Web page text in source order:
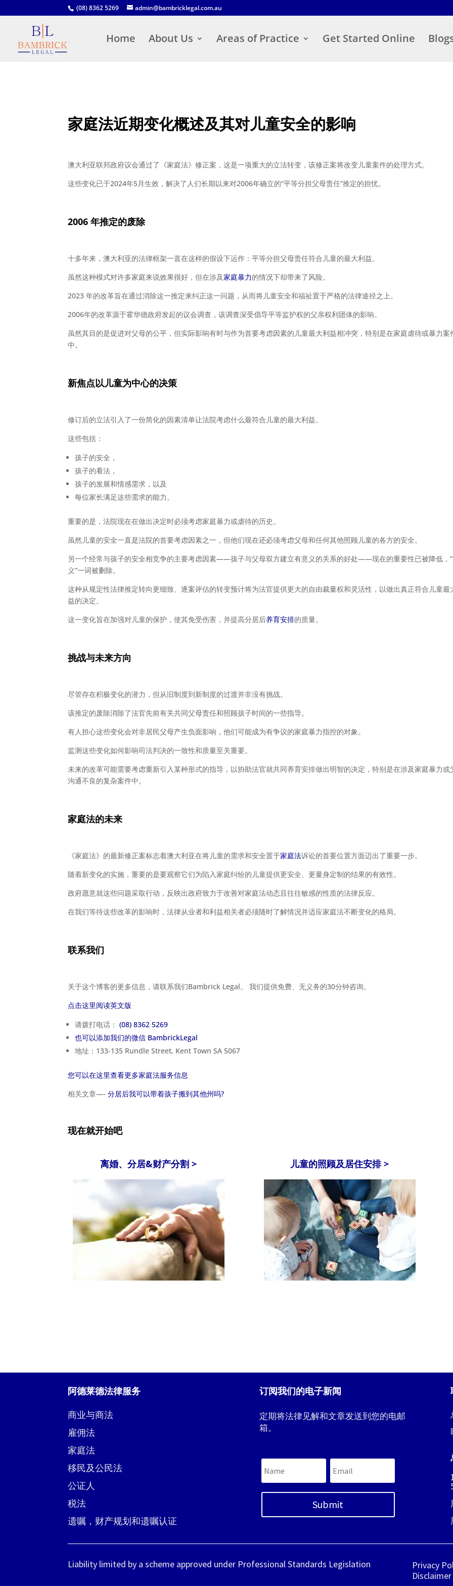
(08) 8362 5269 admin@bambricklegal.com.au
Home About Us Areas of Practice Get Started Online
家庭法近期变化概述及其对儿童安全的影响
澳大利亚联邦政府议会通过了《家庭法》修正案，这是一项重大的立法转变，该修正案将改变儿童案件的处理方式。
这些变化已于2024年5月生效，解决了人们长期以来对2006年确立的“平等分担父母责任”推定的担忧。
2006年推定的废除
十多年来，澳大利亚的法律框架一直在这样的假设下运作：平等分担父母责任符合儿童的最大利益。
虽然这种模式对许多家庭来说效果很好，但在涉及家庭暴力的情况下却带来了风险。
2023 年的改革旨在通过消除这一推定来纠正这一问题，从而将儿童安全和福祉置于严格的法律途径之上。
2006年的改革源于霍华德政府发起的议会调查，该调查深受倡导平等监护权的父亲权利团体的影响。
虽然其目的是促进对父母的公平，但实际影响有时与作为首要考虑因素的儿童最大利益相冲突，特别是在家庭虐待或暴力案
中。
新焦点以儿童为中心的决策
修订后的立法引入了一份简化的因素清单让法院考虑什么最符合儿童的最大利益。
这些包括：
孩子的安全，
孩子的看法，
孩子的发展和情感需求，以及
每位家长满足这些需求的能力。
重要的是，法院现在在做出决定时必须考虑家庭暴力或虐待的历史。
虽然儿童的安全一直是法院的首要考虑因素之一，但他们现在还必须考虑父母和任何其他照顾儿童的各方的安全。
另一个经常与孩子的安全相竞争的主要考虑因素——孩子与父母双方建立有意义的关系的好处——现在的重要性已被降低，
义”一词被删除。
这种从规定性法律推定转向更细致、逐案评估的转变预计将为法官提供更大的自由裁量权和灵活性，以做出真正符合儿童最
益的决定。
这一变化旨在加强对儿童的保护，使其免受伤害，并提高分居后养育安排的质量。
挑战与未来方向
尽管存在积极变化的潜力，但从旧制度到新制度的过渡并非没有挑战。
该推定的废除消除了法官先前有关共同父母责任和照顾孩子时间的一些指导。
有人担心这些变化会对非居民父母产生负面影响，他们可能成为有争议的家庭暴力指控的对象。
监测这些变化如何影响司法判决的一致性和质量至关重要。
未来的改革可能需要考虑重新引入某种形式的指导，以协助法官就共同养育安排做出明智的决定，特别是在涉及家庭暴力或
沟通不良的复杂案件中。
家庭法的未来
《家庭法》的最新修正案标志着澳大利亚在将儿童的需求和安全置于家庭法诉讼的首要位置方面迈出了重要一步。
随着新变化的实施，重要的是要观察它们为陷入家庭纠纷的儿童提供更安全、更量身定制的结果的有效性。
政府愿意就这些问题采取行动，反映出政府致力于改善对家庭法动态且往往敏感的性质的法律反应。
在我们等待这些改革的影响时，法律从业者和利益相关者必须随时了解情况并适应家庭法不断变化的格局。
联系我们
关于这个博客的更多信息，请联系我们Bambrick Legal。 我们提供免费、无义务的30分钟咨询。
点击这里阅读英文版
请拨打电话：(08) 8362 5269
也可以添加我们的微信 BambrickLegal
地址：133-135 Rundle Street, Kent Town SA 5067
您可以在这里查看更多家庭法服务信息
相关文章—-分居后我可以带着孩子搬到其他州吗?
现在就开始吧
离婚、分居&财产分割 > 儿童的照顾及居住安排 >
阿德莱德法律服务
商业与商法
雇佣法
家庭法
移民及公民法
公证人
税法
遗嘱，财产规划和遗嘱认证
订阅我们的电子新闻
定期将法律见解和文章发送到您的电邮
箱。
Submit
Liability limited by a scheme approved under Professional Standards Legislation
Privacy
Disclaimer